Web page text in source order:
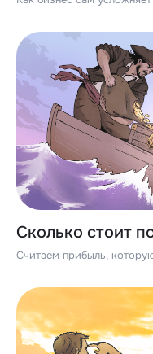
Сколько стоит
Считаем прибыль,